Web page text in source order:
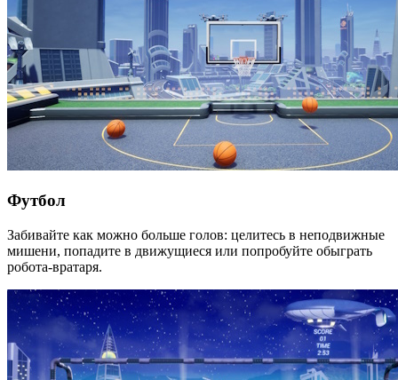
Футбол
Забивайте как можно больше голов: целитесь в неподвижные
мишени, попадите в движущиеся или попробуйте обыграть
робота-вратаря.